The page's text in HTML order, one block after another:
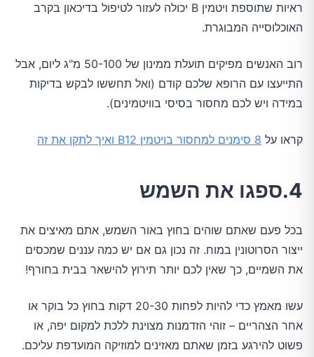
ראיות שתוספת ויטמין B יכולה לעזור לטיפול בדיכאון בקרב
האוכלוסייה המבוגרת.
רוב האנשים מפיקים תועלת ממינון של 50-100 מ"ג ליום, אבל
התייעצו עם הרופא שלכם קודם (ואל תחששו לבקש בדיקות
במידה ויש לכם מחסור בסיסי בוויטמינים).
קראו על 8 סימנים למחסור בויטמין B12 ואיך לתקן את זה
4.ספגו את השמש
בכל פעם שאתם שוהים בחוץ באור השמש, אתם מאיצים את
ייצור הסרוטונין במוח. זה נכון גם אם יש כמה עננים שמכסים
את השמיים, כך שאין לכם יותר תירוץ להישאר בבית בחורף!
עשו מאמץ כדי להיות לפחות 20-30 דקות בחוץ כל בוקר או
אחר הצהריים – זוהי הזדמנות מצוינת ללכת למקום יפה, או
פשוט להירגע בזמן שאתם מאזינים למוזיקה המועדפת עליכם.